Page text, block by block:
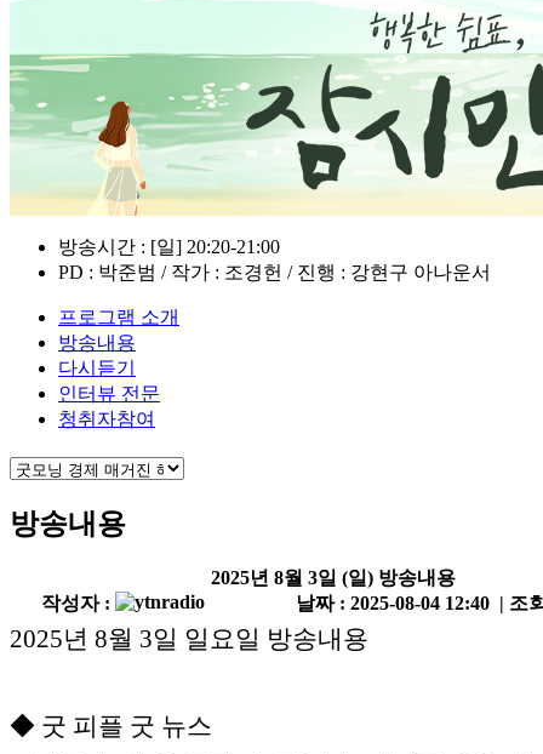
방송시간 : [일] 20:20-21:00
PD : 박준범 / 작가 : 조경헌 / 진행 : 강현구 아나운서
프로그램 소개
방송내용
다시듣기
인터뷰 전문
청취자참여
방송내용
2025년 8월 3일 (일) 방송내용
작성자 :
날짜 : 2025-08-04 12:40 | 조
2025년 8월 3일 일요일 방송내용
◆ 굿 피플 굿 뉴스